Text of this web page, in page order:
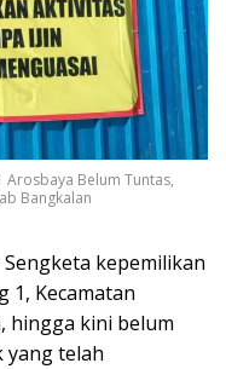
Arosbaya Belum Tuntas,
Bangkalan
Sengketa kepemilikan
1, Kecamatan
hingga kini belum
yang telah